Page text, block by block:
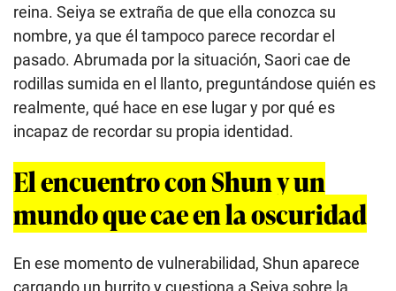
reina. Seiya se extraña de que ella conozca su
nombre, ya que él tampoco parece recordar el
pasado. Abrumada por la situación, Saori cae de
rodillas sumida en el llanto, preguntándose quién es
realmente, qué hace en ese lugar y por qué es
incapaz de recordar su propia identidad.
El encuentro con Shun y un
mundo que cae en la oscuridad
En ese momento de vulnerabilidad, Shun aparece
cargando un burrito y cuestiona a Seiya sobre la